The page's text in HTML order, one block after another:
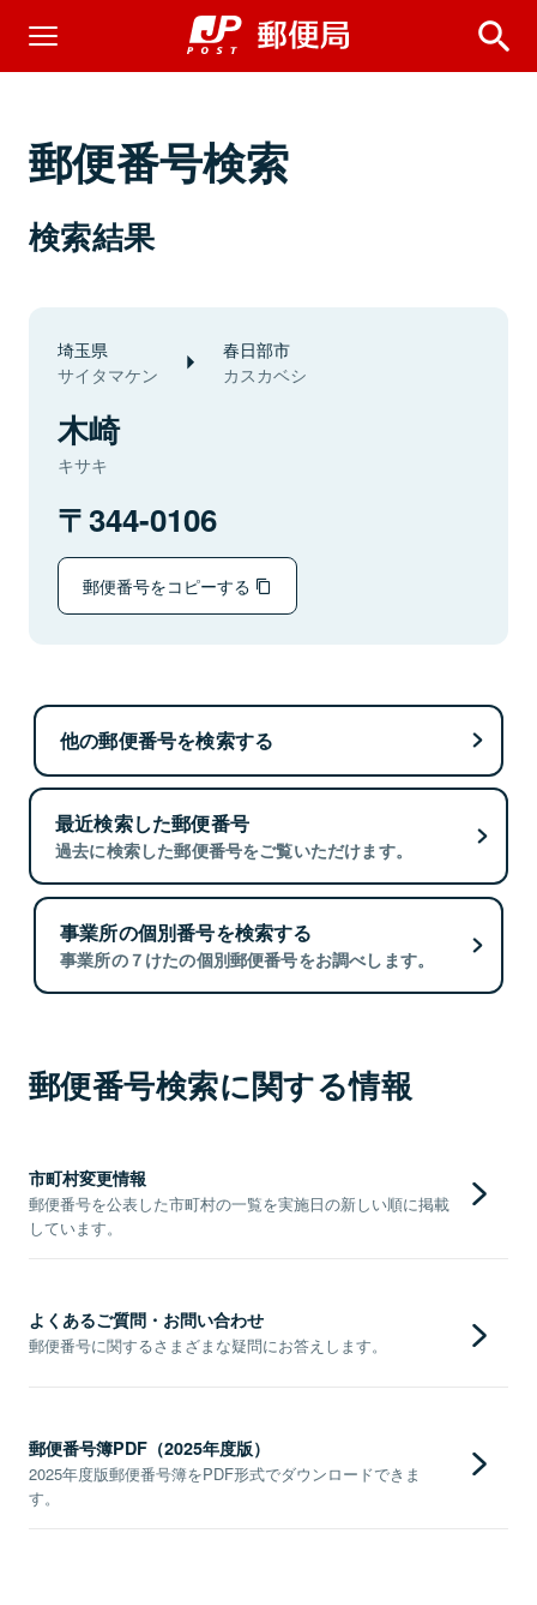
郵便番号検索
検索結果
埼玉県
サイタマケン
春日部市
カスカベシ
木崎
キサキ
344-0106
郵便番号をコピーする
他の郵便番号を検索する
最近検索した郵便番号
過去に検索した郵便番号をご覧いただけます。
事業所の個別番号を検索する
事業所の７けたの個別郵便番号をお調べします。
郵便番号検索に関する情報
市町村変更情報
郵便番号を公表した市町村の一覧を実施日の新しい順に掲載
しています。
よくあるご質問・お問い合わせ
郵便番号に関するさまざまな疑問にお答えします。
郵便番号簿PDF（2025年度版）
2025年度版郵便番号簿をPDF形式でダウンロードできま
す。